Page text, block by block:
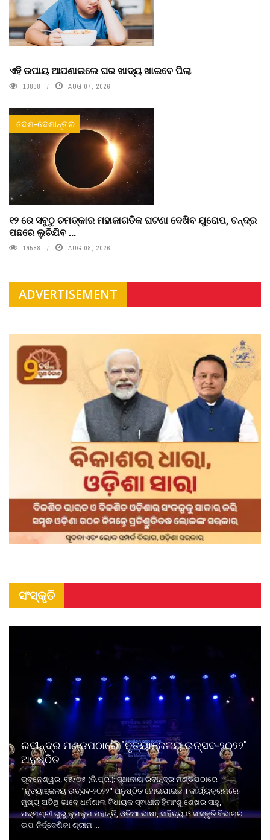
ଏହି ଉପାୟ ଆପଣାଇଲେ ଘର ଖାଦ୍ୟ ଖାଇବେ ପିଲା
13838 AUG 07, 2026
ଦେଶ-ଦେଶାନ୍ତର
୧୨ ରେ ସବୁଠୁ ଚମତ୍କାର ମହାଜାଗତିକ ଘଟଣା ଦେଖିବ ୟୁରୋପ, ଚନ୍ଦ୍ର
ପଛରେ ଲୁଚିଯିବ ...
14588 AUG 08, 2026
ADVERTISEMENT
ସଂସ୍କୃତି
ରବୀନ୍ଦ୍ର ମଣ୍ଡପଠାରେ "ନୃତ୍ୟାଞ୍ଜଳୟ ଉତ୍ସବ-୨୦୨୨"
ଅନୁଷ୍ଠିତ
ଭୁବନେଶ୍ୱର, ୧୫/୦୫ (ନି.ପ୍ର.): ସ୍ଥାନୀୟ ରବୀନ୍ଦ୍ର ମଣ୍ଡପଠାରେ
"ନୃତ୍ୟାଞ୍ଜଳୟ ଉତ୍ସବ-୨୦୨୨" ଅନୁଷ୍ଠିତ ହୋଇଯାଇଛି । କାର୍ଯ୍ୟକ୍ରମରେ
ମୁଖ୍ୟ ଅତିଥି ଭାବେ ଧର୍ମଶାଳା ବିଧାୟକ ସ୍ଵାଧୀନ ହିମାଂଶୁ ଶେଖର ସାହୁ,
ପଦ୍ମଶ୍ରୀ ଗୁରୁ କୁମକୁମ ମହାନ୍ତି, ଓଡ଼ିଆ ଭାଷା, ସାହିତ୍ୟ ଓ ସଂସ୍କୃତି ବିଭାଗର
ଉପ-ନିର୍ଦ୍ଦେଶିକା ଶ୍ରୀମ ...